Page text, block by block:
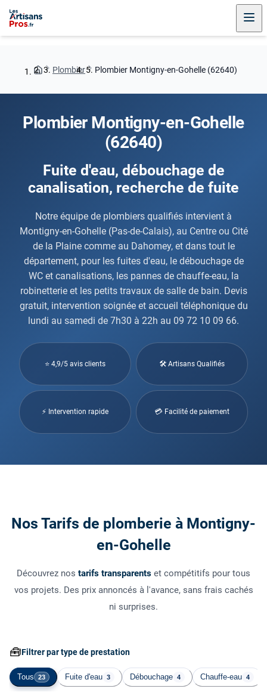
Plombier Plombier Montigny-en-Gohelle (62640)
Plombier Montigny-en-Gohelle
(62640)
Fuite d'eau, débouchage de
canalisation, recherche de fuite
Notre équipe de plombiers qualifiés intervient à
Montigny-en-Gohelle (Pas-de-Calais), au Centre ou Cité
de la Plaine comme au Dahomey, et dans tout le
département, pour les fuites d'eau, le débouchage de
WC et canalisations, les pannes de chauffe-eau, la
robinetterie et les petits travaux de salle de bain. Devis
gratuit, intervention soignée et accueil téléphonique du
lundi au samedi de 7h30 à 22h au 09 72 10 09 66.
⭐ 4,9/5 avis clients 🛠 Artisans Qualifiés
⚡ Intervention rapide 💳 Facilité de paiement
Nos Tarifs de plomberie à Montigny-
en-Gohelle
Découvrez nos tarifs transparents et compétitifs pour tous
vos projets. Des prix annoncés à l'avance, sans frais cachés
ni surprises.
🧰Filtrer par type de prestation
Tous 23 Fuite d'eau 3 Débouchage 4 Chauffe-eau 4